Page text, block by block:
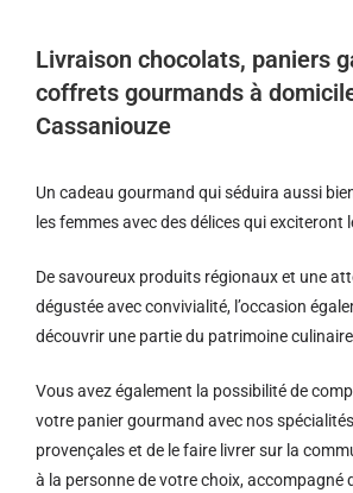
Livraison chocolats, paniers
coffrets gourmands à
Cassaniouze
Un cadeau gourmand qui séduira aussi
les femmes avec des délices qui exciteront
De savoureux produits régionaux et une
dégustée avec convivialité, l’occasion
découvrir une partie du patrimoine
Vous avez également la possibilité de
votre panier gourmand avec nos
provençales et de le faire livrer sur la
à la personne de votre choix, accompagné